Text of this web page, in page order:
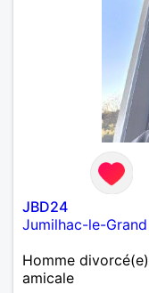
JBD24
Jumilhac-le-Grand
Homme
amicale